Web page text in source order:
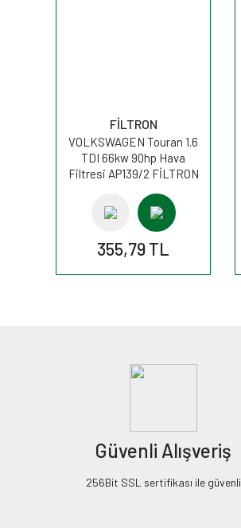
FİLTRON
VOLKSWAGEN Touran 1.6
TDI 66kw 90hp Hava
Filtresi AP139/2 FİLTRON
355,79 TL
Güvenli Alışveriş
256Bit SSL sertifikası ile güvenli